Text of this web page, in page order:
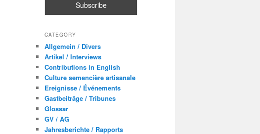
CATEGORY
Allgemein / Divers
Artikel / Interviews
Contributions in English
Culture semencière artisanale
Ereignisse / Événements
Gastbeiträge / Tribunes
Glossar
GV / AG
Jahresberichte / Rapports